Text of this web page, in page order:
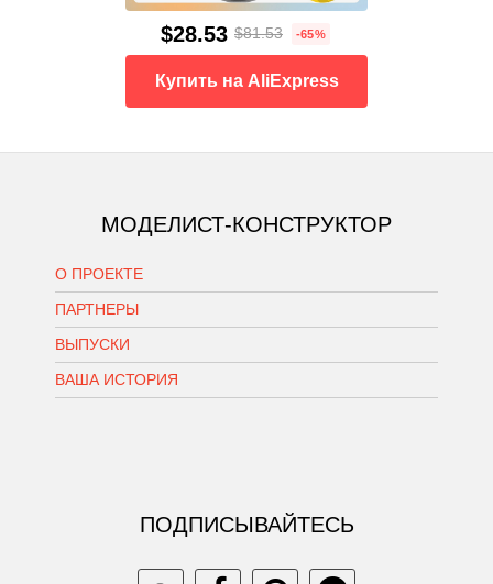
$28.53 $81.53 -65%
Купить на AliExpress
МОДЕЛИСТ-КОНСТРУКТОР
О ПРОЕКТЕ
ПАРТНЕРЫ
ВЫПУСКИ
ВАША ИСТОРИЯ
ПОДПИСЫВАЙТЕСЬ